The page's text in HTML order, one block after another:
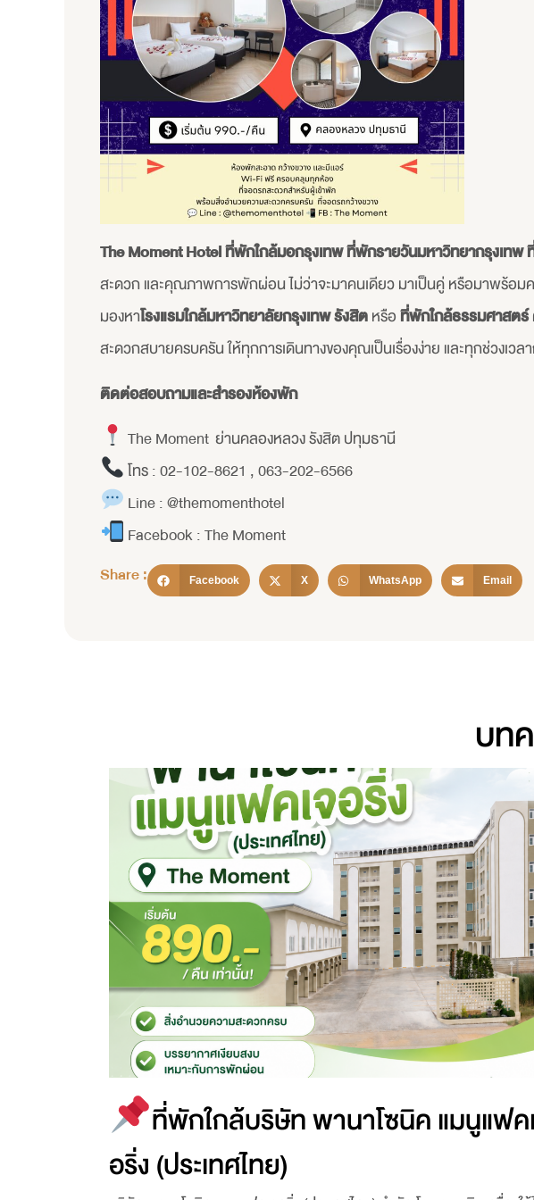
The Moment Hotelที่พักใกล้มอกรุงเทพ ที่พักรายวันมหาวิทยากรุงเทพ
สะดวก และคุณภาพการพักผ่อน ไม่ว่าจะมาคนเดียว มาเป็นคู่ หรือมาพร้อ
มองหาโรงแรมใกล้มหาวิทยาลัยกรุงเทพ รังสิตหรือที่พักใกล้ธรรมศาสตร์
สะดวกสบายครบครัน ให้ทุกการเดินทางของคุณเป็นเรื่องง่าย และทุกช่วงเว
ติดต่อสอบถามและสำรองห้องพัก
The Moment ย่านคลองหลวง รังสิต ปทุมธานี
โทร : 02-102-8621 , 063-202-6566
Line : @themomenthotel
Facebook : The Moment
Share :
Facebook X WhatsApp Email
บท
ที่พักใกล้บริษัท พานาโซนิค แมนูแฟค
อริ่ง (ประเทศไทย)